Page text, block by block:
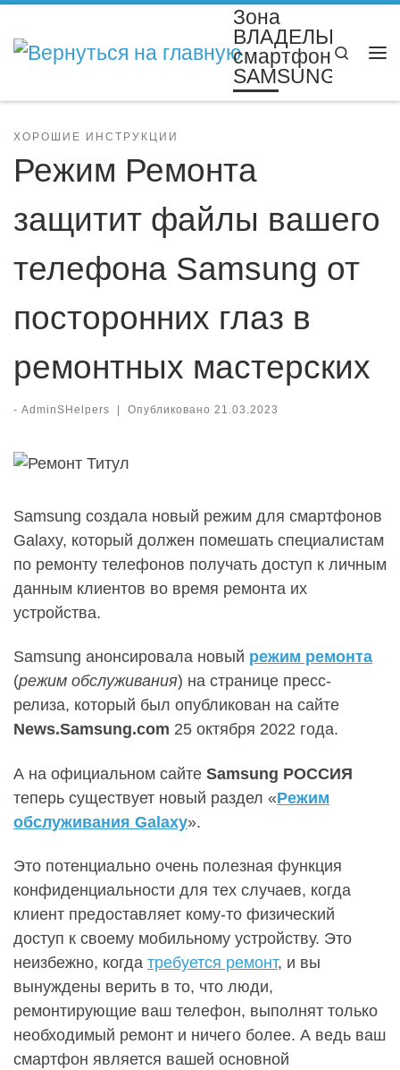
Зона
ВЛАДЕЛЬЦЕВ
смартфонов
SAMSUNG
Search
ХОРОШИЕ ИНСТРУКЦИИ
Режим Ремонта
защитит файлы вашего
телефона Samsung от
посторонних глаз в
ремонтных мастерских
- AdminSHelpers Опубликовано 21.03.2023
Samsung создала новый режим для смартфонов
Galaxy, который должен помешать специалистам
по ремонту телефонов получать доступ к личным
данным клиентов во время ремонта их
устройства.
Samsung анонсировала новый режим ремонта
(режим обслуживания) на странице пресс-
релиза, который был опубликован на сайте
News.Samsung.com 25 октября 2022 года.
А на официальном сайте Samsung РОССИЯ
теперь существует новый раздел «Режим
обслуживания Galaxy».
Это потенциально очень полезная функция
конфиденциальности для тех случаев, когда
клиент предоставляет кому-то физический
доступ к своему мобильному устройству. Это
неизбежно, когда требуется ремонт, и вы
вынуждены верить в то, что люди,
ремонтирующие ваш телефон, выполнят только
необходимый ремонт и ничего более. А ведь ваш
смартфон является вашей основной